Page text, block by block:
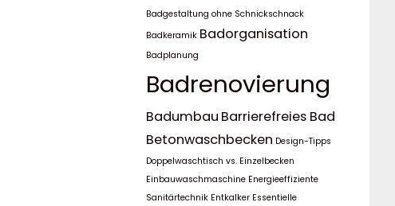
Badgestaltung ohne Schnickschnack
Badkeramik Badorganisation
Badplanung
Badrenovierung
Badumbau Barrierefreies Bad
Betonwaschbecken Design-Tipps
Doppelwaschtisch vs. Einzelbecken
Einbauwaschmaschine Energieeffiziente
Sanitärtechnik Entkalker Essentielle